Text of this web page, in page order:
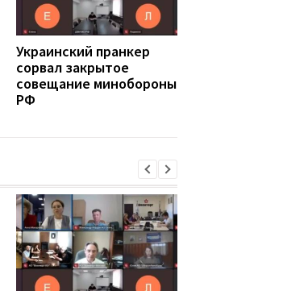
Украинский пранкер
сорвал закрытое
совещание минобороны
РФ